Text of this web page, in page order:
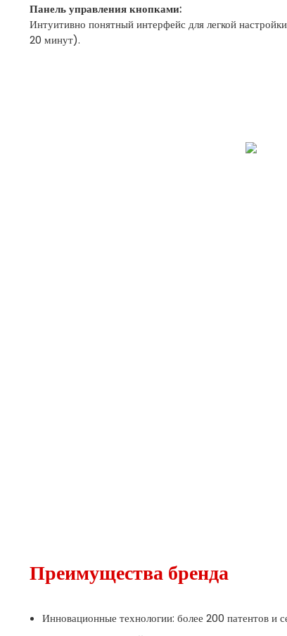
Панель управления кнопками:
Интуитивно понятный интерфейс для легкой
20 минут).
Преимущества бренда
Инновационные технологии: более 200 патентов и